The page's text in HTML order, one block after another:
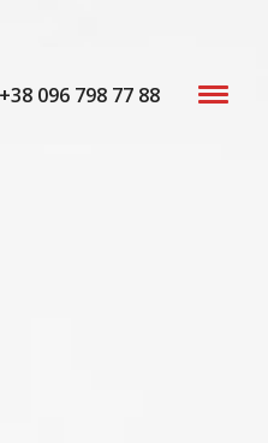
+38 096 798 77 88